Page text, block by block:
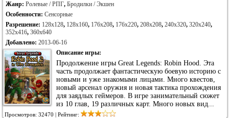
Жанр: Ролевые / РПГ, Бродилки / Экшен
Особенности: Сенсорные
Разрешение: 128x128, 128x160, 176x208, 176x220, 208x208, 240x320, 320x240,
352x416, 360x640
Добавлено: 2013-06-16
Описание игры:
Продолжение игры Great Legends: Robin Hood. Эта
часть продолжает фантастическую боевую историю с
новыми и уже знакомыми лицами. Много квестов,
новый арсенал оружия и новая тактика прохождения
для заядлых геймеров. В игре занимательный сюжет
из 10 глав, 19 различных карт. Много новых вид...
Просмотров: 32470 | Рейтинг: